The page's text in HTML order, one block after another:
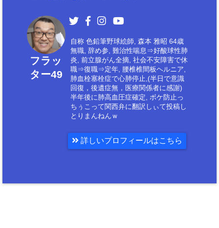
フラッ
ター49
自称 色鉛筆野球絵師, 森本 雅昭 64歳
無職, 辞め参, 難治性喘息⇒好酸球性肺
炎, 前立腺がん全摘, 社会不安障害で休
職⇒復職⇒定年, 腰椎椎間板ヘルニア,
肺血栓塞栓症で心肺停止,(半日で意識
回復，後遺症無，医療関係者に感謝)
半年後に肺高血圧症確定, ボケ防止っ
ちぅこって関西弁に翻訳しぃて投稿し
とりまんねんｗ
詳しいプロフィールはこちら